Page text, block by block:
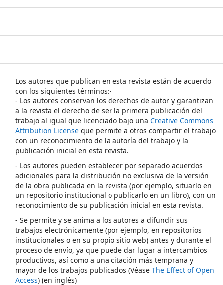
Los autores que publican en esta revista están de acuerdo
con los siguientes términos:-
- Los autores conservan los derechos de autor y garantizan
a la revista el derecho de ser la primera publicación del
trabajo al igual que licenciado bajo una Creative Commons
Attribution License que permite a otros compartir el trabajo
con un reconocimiento de la autoría del trabajo y la
publicación inicial en esta revista.
- Los autores pueden establecer por separado acuerdos
adicionales para la distribución no exclusiva de la versión
de la obra publicada en la revista (por ejemplo, situarlo en
un repositorio institucional o publicarlo en un libro), con un
reconocimiento de su publicación inicial en esta revista.
- Se permite y se anima a los autores a difundir sus
trabajos electrónicamente (por ejemplo, en repositorios
institucionales o en su propio sitio web) antes y durante el
proceso de envío, ya que puede dar lugar a intercambios
productivos, así como a una citación más temprana y
mayor de los trabajos publicados (Véase The Effect of Open
Access) (en inglés)